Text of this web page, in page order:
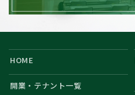
HOME
開業・テナント一覧